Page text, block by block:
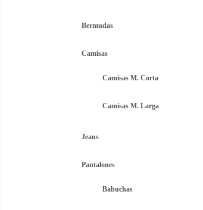
Bermudas
Camisas
Camisas M. Corta
Camisas M. Larga
Jeans
Pantalones
Babuchas